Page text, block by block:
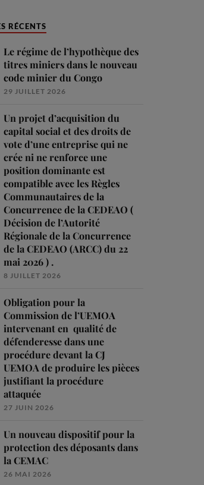
RÉCENTS
Le régime de l’hypothèque des
titres miniers dans le nouveau
code minier du Congo
29 JUILLET 2026
Un projet d’acquisition du
capital social et des droits de
vote d’une entreprise qui ne
crée ni ne renforce une
position dominante est
compatible avec les Règles
Communautaires de la
Concurrence de la CEDEAO (
Décision de l’Autorité
Régionale de la Concurrence
de la CEDEAO (ARCC) du 22
mai 2026 ) .
8 JUILLET 2026
Obligation pour la
Commission de l’UEMOA
intervenant en qualité de
défenderesse dans une
procédure devant la CJ
UEMOA de produire les pièces
justifiant la procédure
attaquée
27 JUIN 2026
Un nouveau dispositif pour la
protection des déposants dans
la CEMAC
26 MAI 2026